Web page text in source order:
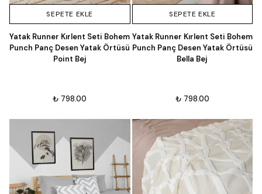
SEPETE EKLE
Yatak Runner Kırlent Seti Bohem
Punch Panç Desen Yatak Örtüsü
Point Bej
₺ 798.00
SEPETE EKLE
Yatak Runner Kırlent Seti Bohem
Punch Panç Desen Yatak Örtüsü
Bella Bej
₺ 798.00